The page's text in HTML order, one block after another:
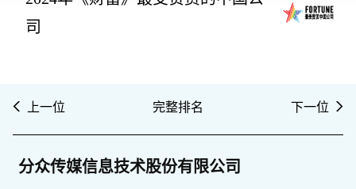
司
上一位 完整排名 下一位
分众传媒信息技术股份有限公司